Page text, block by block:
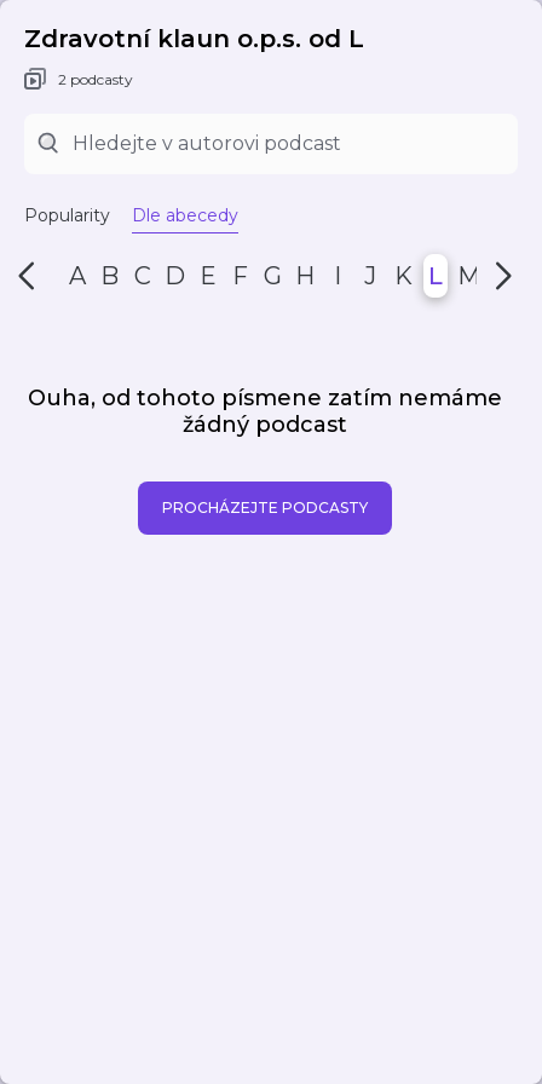
Zdravotní klaun o.p.s. od L
2 podcasty
Popularity Dle abecedy
A B C D E F G H I J K L M N
Ouha, od tohoto písmene zatím nemáme
žádný podcast
PROCHÁZEJTE PODCASTY